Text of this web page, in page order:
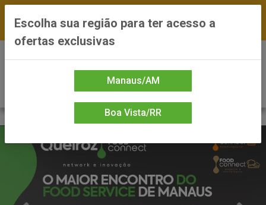
*Preços exclusivos do site — Entrega em até 24h
Escolha sua região para ter acesso a
ofertas exclusivas
Manaus/AM
Boa Vista/RR